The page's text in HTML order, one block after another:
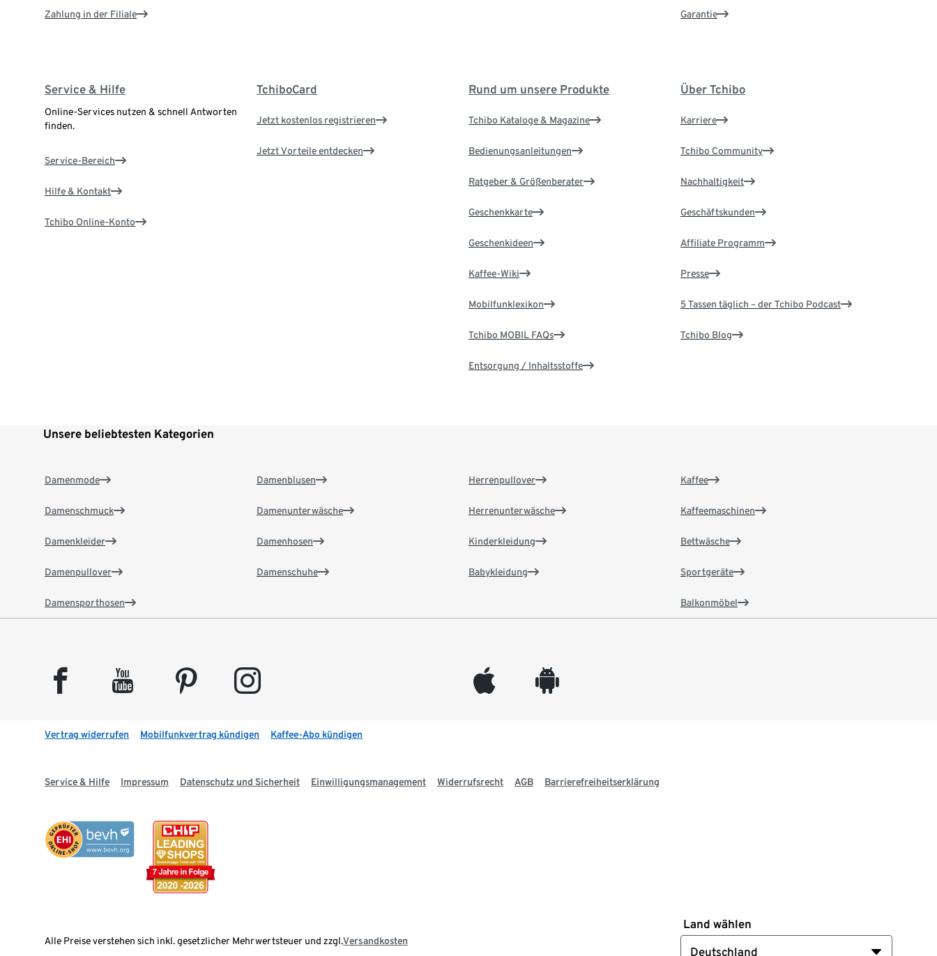
Zahlung in der Filiale Garantie
Service & Hilfe
Online-Services nutzen & schnell Antworten
finden.
Service-Bereich
Hilfe & Kontakt
Tchibo Online-Konto
TchiboCard
Jetzt kostenlos registrieren
Jetzt Vorteile entdecken
Rund um unsere Produkte
Tchibo Kataloge & Magazine
Bedienungsanleitungen
Ratgeber & Größenberater
Geschenkkarte
Geschenkideen
Kaffee-Wiki
Mobilfunklexikon
Tchibo MOBIL FAQs
Entsorgung / Inhaltsstoffe
Über Tchibo
Karriere
Tchibo Community
Nachhaltigkeit
Geschäftskunden
Affiliate Programm
Presse
5 Tassen täglich – der Tchibo Podcast
Tchibo Blog
Unsere beliebtesten Kategorien
Damenmode
Damenschmuck
Damenkleider
Damenpullover
Damensporthosen
Damenblusen
Damenunterwäsche
Damenhosen
Damenschuhe
Herrenpullover
Herrenunterwäsche
Kinderkleidung
Babykleidung
Kaffee
Kaffeemaschinen
Bettwäsche
Sportgeräte
Balkonmöbel
facebook youtube pinterest instagram appleinc android
Vertrag widerrufen Mobilfunkvertrag kündigen Kaffee-Abo kündigen
Service & Hilfe Impressum Datenschutz und Sicherheit Einwilligungsmanagement Widerrufsrecht AGB Barrierefreiheitserklärung
Alle Preise verstehen sich inkl. gesetzlicher Mehrwertsteuer und zzgl.Versandkosten
Land wählen
Deutschland